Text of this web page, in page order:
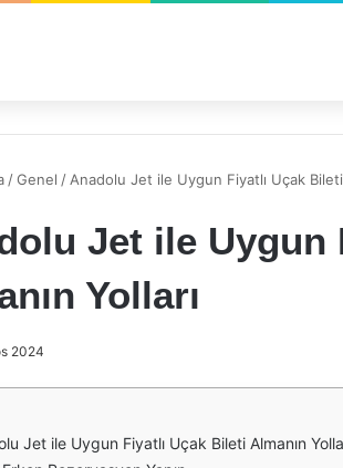
/Genel / Anadolu Jet ile Uygun Fiyatlı Uçak Bileti
Jet ile Uygun
Yolları
2024
Jet ile Uygun Fiyatlı Uçak Bileti Almanın